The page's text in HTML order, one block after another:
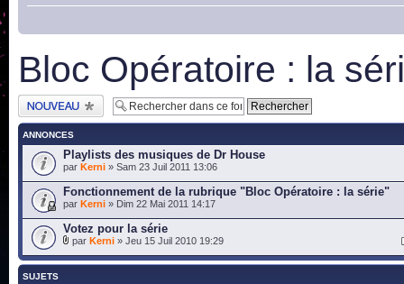
Bloc Opératoire : la
Publier un nouveau
sujet
ANNONCES
Playlists des musiques de Dr House
par Kerni » Sam 23 Juil 2011 13:06
Fonctionnement de la rubrique "Bloc Opératoire : la série"
par Kerni » Dim 22 Mai 2011 14:17
Votez pour la série
par Kerni » Jeu 15 Juil 2010 19:29
SUJETS